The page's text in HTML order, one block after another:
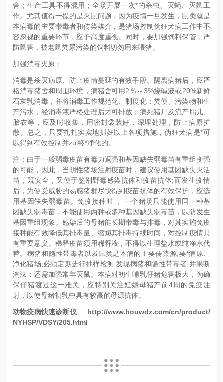
舍；生产工具不得混用；全场开展一次*的杀虫、灭蝇、灭鼠工
作。尤其值得一提的是灭鼠问题，因为疫情一旦发生，鼠类就是
本病毒的主要带毒者和传染媒介，是猪场控制伪狂犬病工作中不
容忽视的重要环节，应予高度重视。同时，要加强饲料保管，严
防鼠害，被老鼠粪尿污染的饲料切勿用来喂猪。
加强消毒灭原：
消毒是杀灭病原、防止疫情蔓延的有效手段。隔离病猪后，应严
格消毒猪舍和周围环境，病猪舍可用2％～3%烧碱液或20%新鲜
石灰乳消毒，并将消毒工作规范化、制度化；粪便、污染物和生
产污水，经消毒液严格处理后才可排放；病死猪尸及流产胎儿、
胎衣等，应及时收集，用密封袋装好，深埋处理，防止病原扩
散。总之，只要扎扎实实地抓好以上各项措施，伪狂犬病是*可
以得到有效控制并zui终*净化的。
注：由于一般弱毒疫苗有毒力返强和基因缺失弱毒苗有重组变强
的可能，因此，当阴性猪场注射疫苗时，建议使用基因缺失灭活
苗，既安全，又便于鉴别野毒感染抗体和疫苗抗体;而发生疫情
后，为使受威胁的易感猪群尽快得到疫苗抗体的有效保护，应选
用基因缺失弱毒苗。免疫接种时 ， 一个猪场只能使用同一种基
因缺失弱毒苗，不能使用两种或多种基因缺失弱毒苗，以防发生
基因重组现象。感染后的母猪能长期带毒与排毒，对其实施免疫
接种能有效降低其排毒量、缩短其排毒持续时间，对控制疫情具
有重要意义。稀释疫苗须用稀释液，不得以生理盐水或纯净水代
替。病猪和隐性带毒者以及鼠类是本病的主要传染源,要*病原、
净化猪场,必须定期进行抽样检测,发现病猪和隐性带毒者,并果断
淘汰；还需加强常年灭鼠。本病对初生哺乳仔猪危害极大，为确
保仔猪渡过这一难关，应特别关注妊娠母猪产前4周的免疫注
射，以使母猪初乳中具有较高的母源抗体。
动物疫病快速诊断仪 http://www.houwdz.com/cn/product/
NYHSP/VDSY/205.html